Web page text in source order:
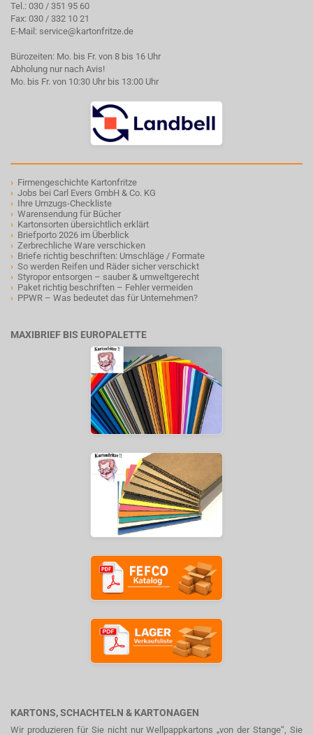
Tel.: 030 / 351 95 60
Fax: 030 / 332 10 21
E-Mail: service@kartonfritze.de
Bürozeiten: Mo. bis Fr. von 8 bis 16 Uhr
Abholung nur nach Avis!
Mo. bis Fr. von 10:30 Uhr bis 13:00 Uhr
› Firmengeschichte Kartonfritze
› Jobs bei Carl Evers GmbH & Co. KG
› Ihre Umzugs-Checkliste
› Warensendung für Bücher
› Kartonsorten übersichtlich erklärt
› Briefporto 2026 im Überblick
› Zerbrechliche Ware verschicken
› Briefe richtig beschriften: Umschläge / Formate
› So werden Reifen und Räder sicher verschickt
› Styropor entsorgen – sauber & umweltgerecht
› Paket richtig beschriften – Fehler vermeiden
› PPWR – Was bedeutet das für Unternehmen?
MAXIBRIEF BIS EUROPALETTE
KARTONS, SCHACHTELN & KARTONAGEN
Wir produzieren für Sie nicht nur Wellpappkartons „von der Stange“, Sie